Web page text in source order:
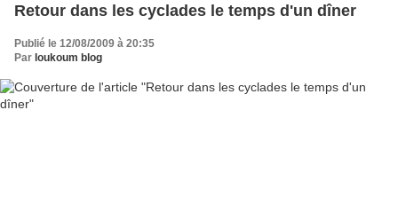
Retour dans les cyclades le temps d'un dîner
Publié le 12/08/2009 à 20:35
Par loukoum blog